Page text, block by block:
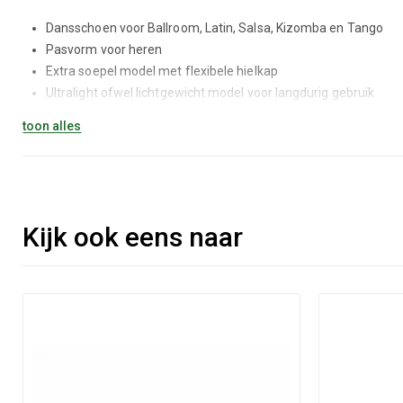
Dansschoen voor Ballroom, Latin, Salsa, Kizomba en Tango
Pasvorm voor heren
Extra soepel model met flexibele hielkap
Ultralight ofwel lichtgewicht model voor langdurig gebruik
Vetersluiting met een rij van 5 gaatjes
Verpakt in nette schoenendoos inclusief schoenlepel en extra
toon alles
Kijk ook eens naar